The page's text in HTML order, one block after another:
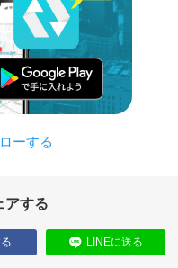
アする
LINEに送る